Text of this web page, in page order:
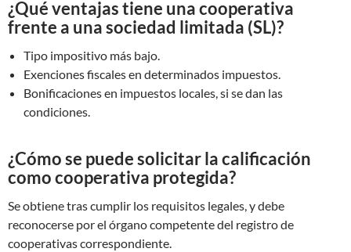
¿Qué ventajas tiene una cooperativa
frente a una sociedad limitada (SL)?
Tipo impositivo más bajo.
Exenciones fiscales en determinados impuestos.
Bonificaciones en impuestos locales, si se dan las
condiciones.
¿Cómo se puede solicitar la calificación
como cooperativa protegida?
Se obtiene tras cumplir los requisitos legales, y debe
reconocerse por el órgano competente del registro de
cooperativas correspondiente.